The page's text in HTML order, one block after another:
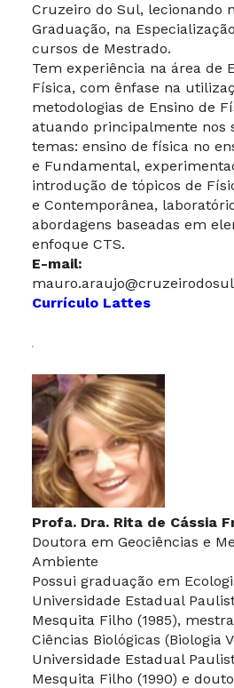
Cruzeiro do Sul, lecionando
Graduação, na
cursos de Mestrado.
Tem experiência na área de
Física, com ênfase na
metodologias de Ensino de
atuando principalmente nos
temas: ensino de física no
e Fundamental,
introdução de tópicos de
e Contemporânea,
abordagens baseadas em
enfoque CTS.
E-mail:
Currículo Lattes
Profa. Dra. Rita de Cássia
Doutora em Geociências e
Ambiente
Possui graduação em
Universidade Estadual
Mesquita Filho (1985),
Ciências Biológicas (Biologia
Universidade Estadual
Mesquita Filho (1990) e